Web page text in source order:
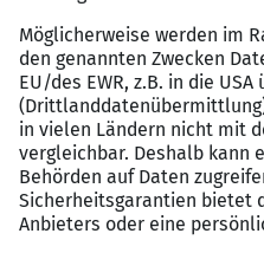
Ausbildung bei LEINER in
Augsburgs:
TECHNISCHE